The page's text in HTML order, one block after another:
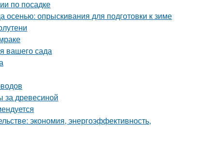
по посадке
осенью: опрыскивания для подготовки к зиме
вашего сада
за древесиной
экономия, энергоэффективность,